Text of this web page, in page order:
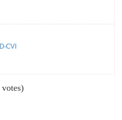
CVI